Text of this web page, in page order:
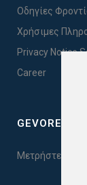
Οδηγίες
Χρήσιμες
Privacy Notice
Career
GEVOREST
Μετρήστε την